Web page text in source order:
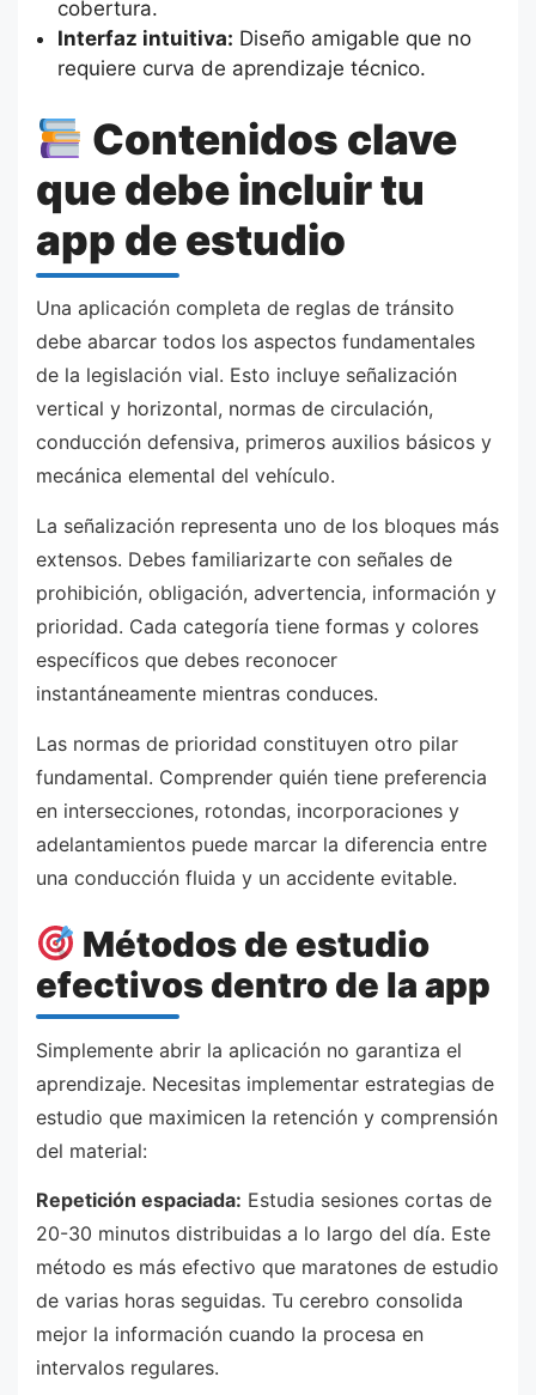
cobertura.
Interfaz intuitiva: Diseño amigable que no
requiere curva de aprendizaje técnico.
Contenidos clave
que debe incluir tu
app de estudio
Una aplicación completa de reglas de tránsito
debe abarcar todos los aspectos fundamentales
de la legislación vial. Esto incluye señalización
vertical y horizontal, normas de circulación,
conducción defensiva, primeros auxilios básicos y
mecánica elemental del vehículo.
La señalización representa uno de los bloques más
extensos. Debes familiarizarte con señales de
prohibición, obligación, advertencia, información y
prioridad. Cada categoría tiene formas y colores
específicos que debes reconocer
instantáneamente mientras conduces.
Las normas de prioridad constituyen otro pilar
fundamental. Comprender quién tiene preferencia
en intersecciones, rotondas, incorporaciones y
adelantamientos puede marcar la diferencia entre
una conducción fluida y un accidente evitable.
Métodos de estudio
efectivos dentro de la app
Simplemente abrir la aplicación no garantiza el
aprendizaje. Necesitas implementar estrategias de
estudio que maximicen la retención y comprensión
del material:
Repetición espaciada: Estudia sesiones cortas de
20-30 minutos distribuidas a lo largo del día. Este
método es más efectivo que maratones de estudio
de varias horas seguidas. Tu cerebro consolida
mejor la información cuando la procesa en
intervalos regulares.